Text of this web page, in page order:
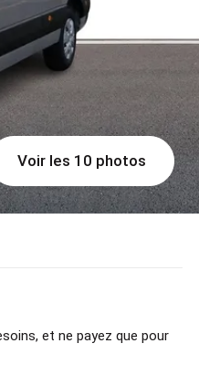
Voir les 10 photos
et ne payez que pour